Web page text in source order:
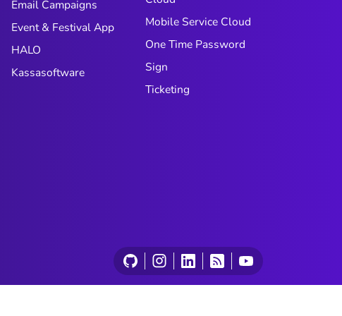
Email Campaigns
Event & Festival App
HALO
Kassasoftware
Mobile Service Cloud
One Time Password
Sign
Ticketing